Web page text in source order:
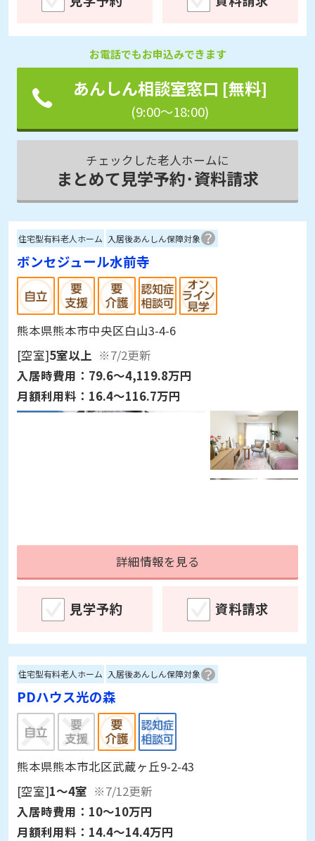
お電話でもお申込みできます
あんしん相談室窓口 [無料]
(9:00～18:00)
チェックした老人ホームに
まとめて見学予約･資料請求
住宅型有料老人ホーム 入居後あんしん保障対象
ボンセジュール水前寺
熊本県熊本市中央区白山3-4-6
[空室]5室以上 ※7/2更新
入居時費用： 79.6～4,119.8万円
月額利用料： 16.4～116.7万円
詳細情報を見る
見学予約 資料請求
住宅型有料老人ホーム 入居後あんしん保障対象
PDハウス光の森
熊本県熊本市北区武蔵ヶ丘9-2-43
[空室]1～4室 ※7/12更新
入居時費用： 10～10万円
月額利用料： 14.4～14.4万円